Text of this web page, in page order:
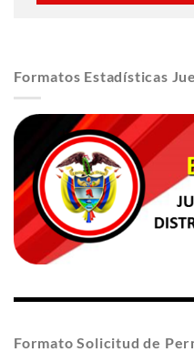
Formatos Estadísticas
Formato Solicitud de